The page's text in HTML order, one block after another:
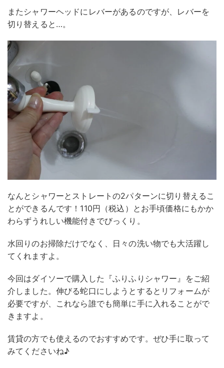
またシャワーヘッドにレバーがあるのですが、レバーを
切り替えると…。
なんとシャワーとストレートの2パターンに切り替えるこ
とができるんです！110円（税込）とお手頃価格にもかか
わらずうれしい機能付きでびっくり。
水回りのお掃除だけでなく、日々の洗い物でも大活躍し
てくれますよ。
今回はダイソーで購入した『ふりふりシャワー』をご紹
介しました。伸びる蛇口にしようとするとリフォームが
必要ですが、これなら誰でも簡単に手に入れることがで
きますよ。
賃貸の方でも使えるのでおすすめです。ぜひ手に取って
みてくださいね♪